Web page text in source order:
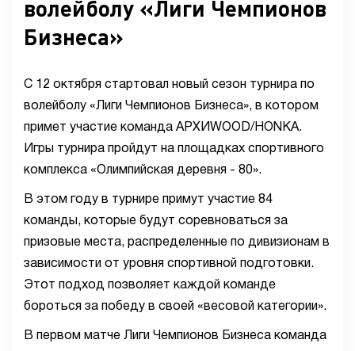
волейболу «Лиги Чемпионов
Бизнеса»
С 12 октября стартовал новый сезон турнира по
волейболу «Лиги Чемпионов Бизнеса», в котором
примет участие команда АРХИWOOD/HONKA.
Игры турнира пройдут на площадках спортивного
комплекса «Олимпийская деревня - 80».
В этом году в турнире примут участие 84
команды, которые будут соревноваться за
призовые места, распределенные по дивизионам в
зависимости от уровня спортивной подготовки.
Этот подход позволяет каждой команде
бороться за победу в своей «весовой категории».
В первом матче Лиги Чемпионов Бизнеса команда